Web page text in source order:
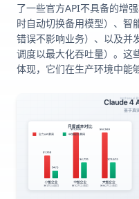
了一些官方API不具备的增
时自动切换备用模型）、智
错误不影响业务）、以及并
调度以最大化吞吐量）。这
体现，它们在生产环境中能